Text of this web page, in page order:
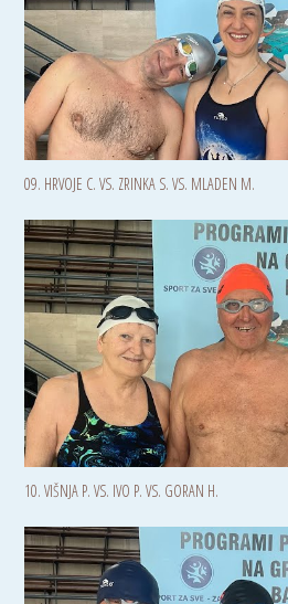
09. HRVOJE C. VS. ZRINKA S. VS. MLADEN M.
10. VIŠNJA P. VS. IVO P. VS. GORAN H.